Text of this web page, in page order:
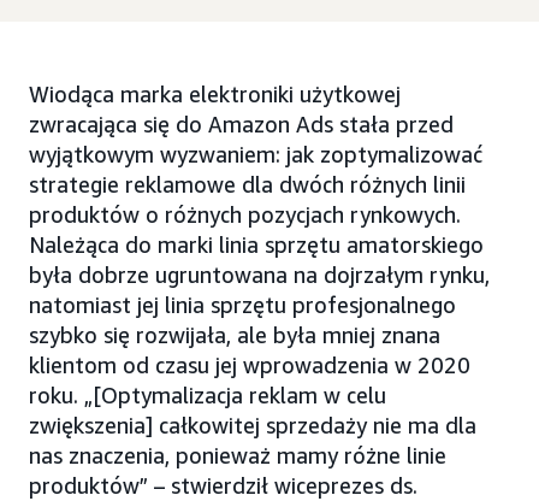
Wiodąca marka elektroniki użytkowej
zwracająca się do Amazon Ads stała przed
wyjątkowym wyzwaniem: jak zoptymalizować
strategie reklamowe dla dwóch różnych linii
produktów o różnych pozycjach rynkowych.
Należąca do marki linia sprzętu amatorskiego
była dobrze ugruntowana na dojrzałym rynku,
natomiast jej linia sprzętu profesjonalnego
szybko się rozwijała, ale była mniej znana
klientom od czasu jej wprowadzenia w 2020
roku. „[Optymalizacja reklam w celu
zwiększenia] całkowitej sprzedaży nie ma dla
nas znaczenia, ponieważ mamy różne linie
produktów” – stwierdził wiceprezes ds.